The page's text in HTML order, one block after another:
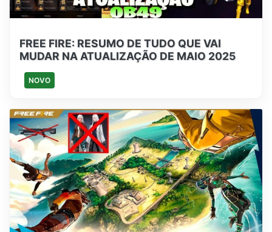
FREE FIRE: RESUMO DE TUDO QUE VAI
MUDAR NA ATUALIZAÇÃO DE MAIO 2025
NOVO